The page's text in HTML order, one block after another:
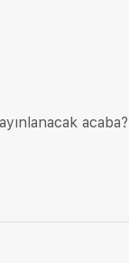
acaba?